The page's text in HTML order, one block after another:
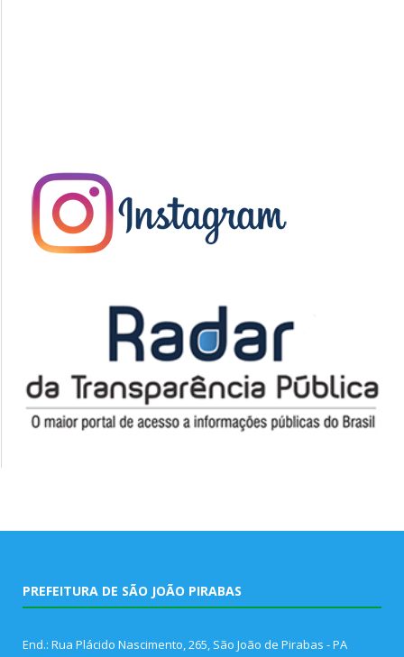
PREFEITURA DE SÃO JOÃO PIRABAS
End.: Rua Plácido Nascimento, 265, São João de Pirabas - PA